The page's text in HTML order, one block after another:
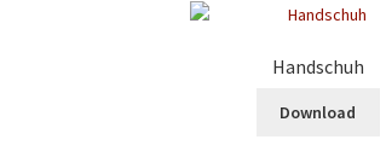
Handschuh
Download